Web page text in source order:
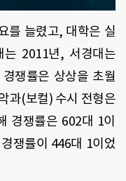
를 늘렸고, 대학은 실
는 2011년, 서경대는
쟁률은 상상을 초월
과(보컬) 수시 전형은
경쟁률은 602대 1이
쟁률이 446대 1이었